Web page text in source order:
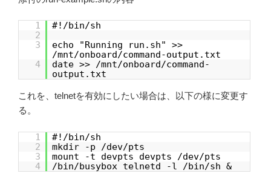
1
#!/bin/sh
2
3
echo "Running run.sh" >>
/mnt/onboard/command-output.txt
4
date >> /mnt/onboard/command-
output.txt
これを、telnetを有効にしたい場合は、以下の様に変更す
る。
1
#!/bin/sh
2
mkdir -p /dev/pts
3
mount -t devpts devpts /dev/pts
4
/bin/busybox telnetd -l /bin/sh &